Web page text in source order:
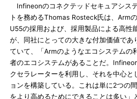
Infineonのコネクテッドセキュアシス
トを務めるThomas Rosteck氏は、Arm
U55の採用および、採用製品による高性
が、同社にとっての大きな付加価値であ
ていて、「Armのようなエコシステムの
者のエコシステムがあることだ。
クセラレーターを利用し、それを中心と
ョンを構築している。これは単に2つの
をより高めるためにできることは多い」